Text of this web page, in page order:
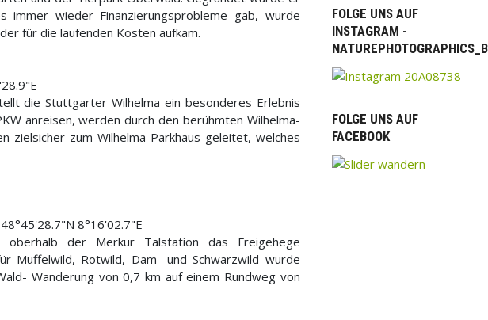
wieder Finanzierungsprobleme gab, wurde
für die laufenden Kosten aufkam.
die Stuttgarter Wilhelma ein besonderes Erlebnis
anreisen, werden durch den berühmten Wilhelma-
zielsicher zum Wilhelma-Parkhaus geleitet, welches
8°16'02.7"E
der Merkur Talstation das Freigehege
Muffelwild, Rotwild, Dam- und Schwarzwild wurde
Wanderung von 0,7 km auf einem Rundweg von
FOLGE UNS AUF
INSTAGRAM -
FOLGE UNS AUF
FACEBOOK